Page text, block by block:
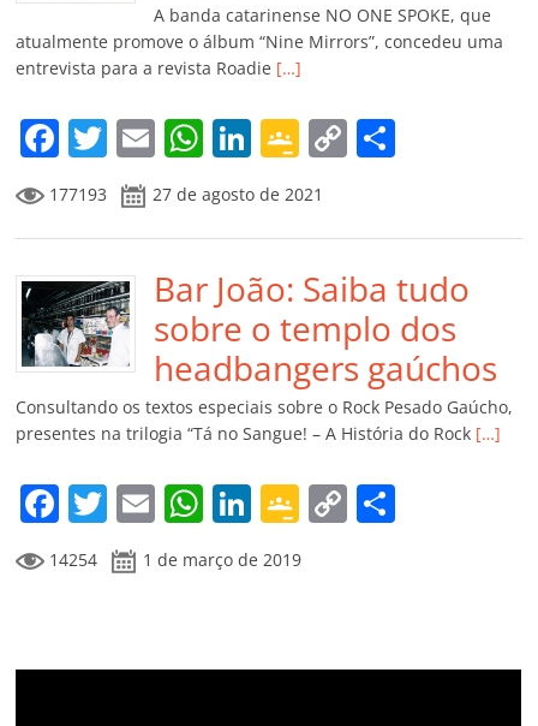
k ss
ro
o
m
ar
A banda catarinense NO ONE SPOKE, que
atualmente promove o álbum “Nine Mirrors”, concedeu uma
entrevista para a revista Roadie […]
F
a
c
e
b
o
o
k
T
w
itt
er
E
m
ai
l
W
at
s
A
p
p
Li
n
k
e
dI
n
G
o
o
gl
e
Cl
a
ss
ro
o
m
C
y
Li
n
k
p
ar
til
h
ar
177193 27 de agosto de 2021
Bar João: Saiba tudo
sobre o templo dos
headbangers gaúchos
Consultando os textos especiais sobre o Rock Pesado Gaúcho,
presentes na trilogia “Tá no Sangue! – A História do Rock […]
F
a
c
b
T
w
itt
E
m
ai
W
at
A
Li
n
k
dI
G
o
o
e
C
Li ar
14254 1 de março de 2019